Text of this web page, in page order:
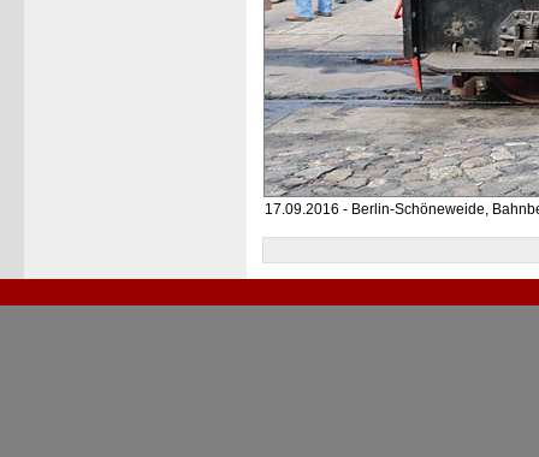
17.09.2016 - Berlin-Schöneweide,